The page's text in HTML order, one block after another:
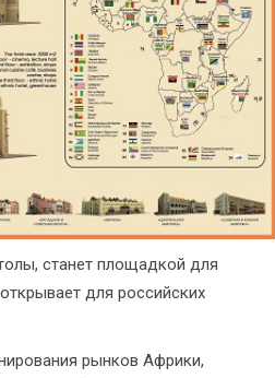
станет площадкой для
для российских
рынков Африки,